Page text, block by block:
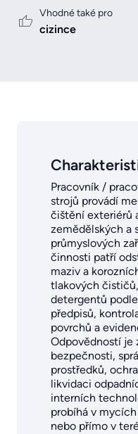
Vhodné také pro
cizince
Pracovník /
strojů provádí
čištění exteriérů
zemědělských a
průmyslových
činnosti patří
maziv a
tlakových
detergentů
předpisů,
povrchů a
Odpovědností je
bezpečnosti,
prostředků,
likvidaci
interních
probíhá v
nebo přímo v